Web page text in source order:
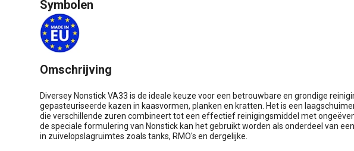
Symbolen
Omschrijving
Diversey Nonstick VA33 is de ideale keuze voor een betrouwbare en grondige
gepasteuriseerde kazen in kaasvormen, planken en kratten. Het is een
die verschillende zuren combineert tot een effectief reinigingsmiddel met
de speciale formulering van Nonstick kan het gebruikt worden als onderdeel van
in zuivelopslagruimtes zoals tanks, RMO's en dergelijke.